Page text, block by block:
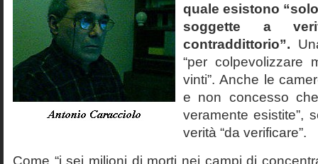
quale esistono
soggette a
contraddittorio”.
“per colpevolizzare
vinti”. Anche le
e non concesso
veramente esistite”,
verità “da verificare”.
Come “i sei milioni di morti nei campi di